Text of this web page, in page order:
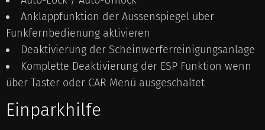
Anklappfunktion der Aussenspiegel über
Funkfernbedienung aktivieren
Deaktivierung der Scheinwerferreinigungsanlage
Komplette Deaktivierung der ESP Funktion wenn
über Taster oder CAR Menü ausgeschaltet
Einparkhilfe